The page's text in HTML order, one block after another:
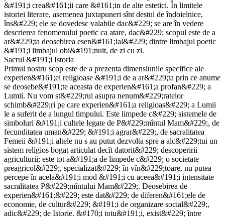
&#191;i crea&#161;ii care &#161;in de alte estetici. În limitele
istoriei literare, asemenea juxtapuneri sînt destul de îndoielnice,
îns&#229; ele se dovedesc valabile dac&#229; se are în vedere
descrierea fenomenului poetic ca atare, dac&#229; scopul este de a
ar&#229;ta deosebirea esen&#161;ial&#229; dintre limbajul poetic
&#191;i limbajul obi&#191;nuit, de zi cu zi.
Sacrul &#191;i Istoria
Primul nostru scop este de a prezenta dimensiunile specifice ale
experien&#161;ei religioase &#191;i de a ar&#229;ta prin ce anume
se deosebe&#191;te aceasta de experien&#161;a profan&#229; a
Lumii. Nu vom st&#229;rui asupra nenum&#229;ratelor
schimb&#229;ri pe care experien&#161;a religioas&#229; a Lumii
le a suferit de a lungul timpului. Este limpede c&#229; sistemele de
simboluri &#191;i cultele legate de P&#229;mîntul Mam&#229;, de
fecunditatea uman&#229; &#191;i agrar&#229;, de sacralitatea
Femeii &#191;i altele nu s au putut dezvolta spre a alc&#229;tui un
sistem religios bogat articulat decît datorit&#229; descoperirii
agriculturii; este tot a&#191;a de limpede c&#229; o societate
preagricol&#229;, specializat&#229; în vîn&#229;toare, nu putea
percepe în acela&#191;i mod &#191;i cu aceea&#191;i intensitate
sacralitatea P&#229;mîntului Mam&#229;. Deosebirea de
experien&#161;&#229; este dat&#229; de diferen&#161;ele de
economie, de cultur&#229; &#191;i de organizare social&#229;,
adic&#229; de Istorie. &#170;i totu&#191;i, exist&#229; între